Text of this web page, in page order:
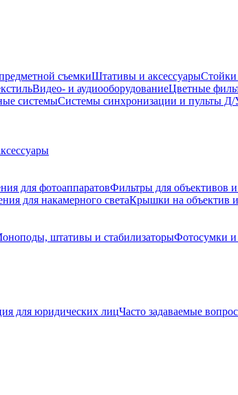
съемкиШтативы и аксессуарыСтойки
Видео- и аудиооборудованиеЦветные
системыСистемы синхронизации и пульты Д/
для фотоаппаратовФильтры для объективов
для накамерного светаКрышки на объектив
штативы и стабилизаторыФотосумки и
для юридических лицЧасто задаваемые